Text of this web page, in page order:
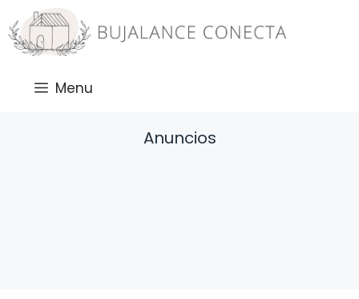
Saltar
al
contenido
Menu
Anuncios